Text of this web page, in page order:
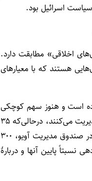
اخلاقی» مطابقت دارد.
هستند که با معیارهای
است و هنوز سهم کوچکی
دارد. در مجموع، صندوق‌های سرمایه‌گذاری مشترک در رژیم صهیونیستی بیش از ۴۲۵ میلیارد شکل مدیریت می‌کنند، درحالی‌که ۳۵
صندوق کوشر موجود (فعال و غیرفعال) کمی بیش از ۴ میلیارد شکل یا ۱٪ را مدیریت می‌کنند. وجوه در صندوق مدیریت آویو، ۳۰۰
پایین آنها و دربارۀ